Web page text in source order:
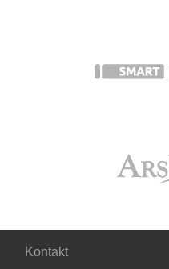
Kontakt